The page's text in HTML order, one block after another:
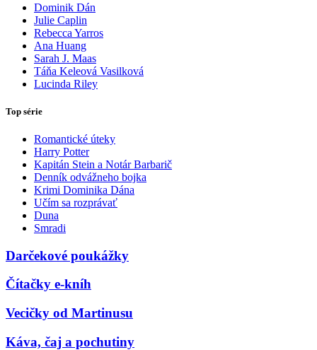
Dominik Dán
Julie Caplin
Rebecca Yarros
Ana Huang
Sarah J. Maas
Táňa Keleová Vasilková
Lucinda Riley
Top série
Romantické úteky
Harry Potter
Kapitán Stein a Notár Barbarič
Denník odvážneho bojka
Krimi Dominika Dána
Učím sa rozprávať
Duna
Smradi
Darčekové poukážky
Čítačky e-kníh
Vecičky od Martinusu
Káva, čaj a pochutiny